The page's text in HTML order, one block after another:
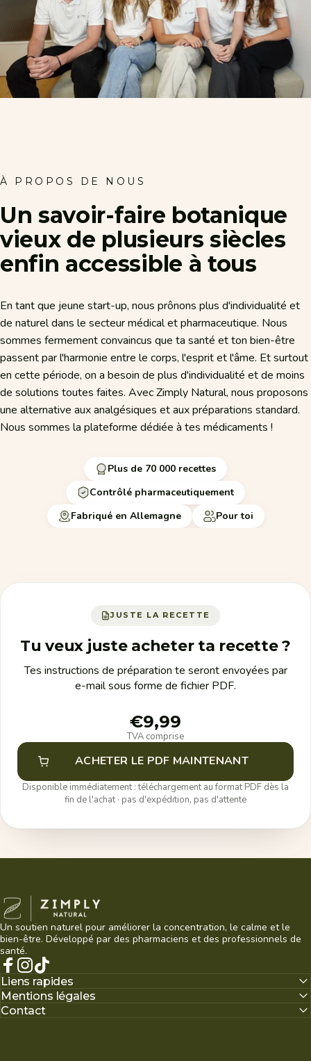
À PROPOS DE NOUS
Un savoir-faire botanique
vieux de plusieurs siècles
enfin accessible à tous
En tant que jeune start-up, nous prônons plus d'individualité et
de naturel dans le secteur médical et pharmaceutique. Nous
sommes fermement convaincus que ta santé et ton bien-être
passent par l'harmonie entre le corps, l'esprit et l'âme. Et surtout
en cette période, on a besoin de plus d'individualité et de moins
de solutions toutes faites. Avec Zimply Natural, nous proposons
une alternative aux analgésiques et aux préparations standard.
Nous sommes la plateforme dédiée à tes médicaments !
Plus de 70 000 recettes
Contrôlé pharmaceutiquement
Fabriqué en Allemagne
Pour toi
JUSTE LA RECETTE
Tu veux juste acheter ta recette ?
Tes instructions de préparation te seront envoyées par
e-mail sous forme de fichier PDF.
€9,99
TVA comprise
ACHETER LE PDF MAINTENANT
Disponible immédiatement : téléchargement au format PDF dès la
fin de l'achat · pas d'expédition, pas d'attente
Zimply Natural
Un soutien naturel pour améliorer la concentration, le calme et le
bien-être. Développé par des pharmaciens et des professionnels de
santé.
Facebook
Instagram
TikTok
Liens rapides
Mentions légales
Contact